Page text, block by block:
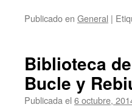
Publicado en General |
Biblioteca
Bucle y
Publicada el 6 octubre,